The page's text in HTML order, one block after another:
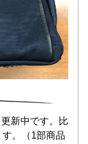
新中です。比
。（1部商品